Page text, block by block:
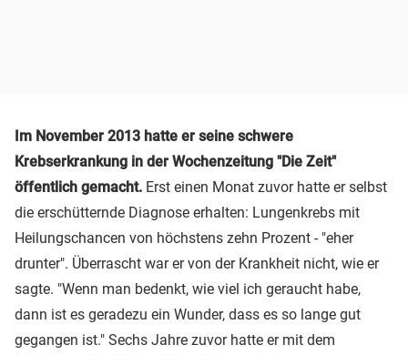
Im November 2013 hatte er seine schwere
Krebserkrankung in der Wochenzeitung "Die Zeit"
öffentlich gemacht. Erst einen Monat zuvor hatte er selbst
die erschütternde Diagnose erhalten: Lungenkrebs mit
Heilungschancen von höchstens zehn Prozent - "eher
drunter". Überrascht war er von der Krankheit nicht, wie er
sagte. "Wenn man bedenkt, wie viel ich geraucht habe,
dann ist es geradezu ein Wunder, dass es so lange gut
gegangen ist." Sechs Jahre zuvor hatte er mit dem